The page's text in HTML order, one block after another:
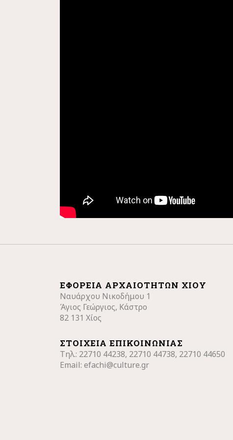
ΕΦΟΡΕΊΑ ΑΡΧΑΙΟΤΉΤΩΝ ΧΊΟΥ
Ναυάρχου Νικοδήμου 1
Άγιος Γεώργιος, Κάστρο
82 131 Χίος
ΣΤΟΙΧΕΊΑ ΕΠΙΚΟΙΝΩΝΊΑΣ
Τηλ.: 22710 44238, 22710 44738, 22710 44650
Email: efachi@culture.gr